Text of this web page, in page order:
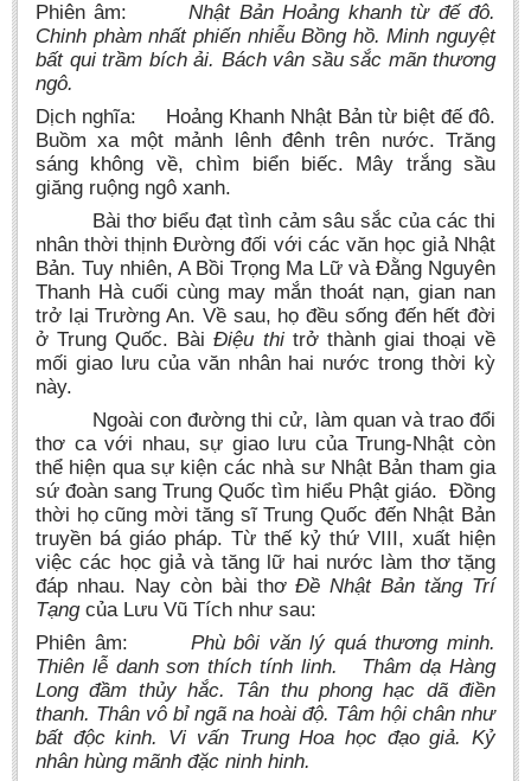
Phiên âm:Nhật Bản Hoảng khanh từ đế đô.
Chinh phàm nhất phiến nhiễu Bồng hồ. Minh nguyệt
bất qui trầm bích ải. Bách vân sầu sắc mãn thương
ngô.
Dịch nghĩa: Hoảng Khanh Nhật Bản từ biệt đế đô.
Buồm xa một mảnh lênh đênh trên nước. Trăng
sáng không về, chìm biển biếc. Mây trắng sầu
giăng ruộng ngô xanh.
Bài thơ biểu đạt tình cảm sâu sắc của các thi
nhân thời thịnh Đường đối với các văn học giả Nhật
Bản. Tuy nhiên, A Bồi Trọng Ma Lữ và Đằng Nguyên
Thanh Hà cuối cùng may mắn thoát nạn, gian nan
trở lại Trường An. Về sau, họ đều sống đến hết đời
ở Trung Quốc. BàiĐiệu thitrở thành giai thoại về
mối giao lưu của văn nhân hai nước trong thời kỳ
này.
Ngoài con đường thi cử, làm quan và trao đổi
thơ ca với nhau, sự giao lưu của Trung-Nhật còn
thể hiện qua sự kiện các nhà sư Nhật Bản tham gia
sứ đoàn sang Trung Quốc tìm hiểu Phật giáo. Đồng
thời họ cũng mời tăng sĩ Trung Quốc đến Nhật Bản
truyền bá giáo pháp. Từ thế kỷ thứ VIII, xuất hiện
việc các học giả và tăng lữ hai nước làm thơ tặng
đáp nhau. Nay còn bài thơĐề Nhật Bản tăng Trí
Tạngcủa Lưu Vũ Tích như sau:
Phiên âm: Phù bôi văn lý quá thương minh.
Thiên lễ danh sơn thích tính linh. Thâm dạ Hàng
Long đầm thủy hắc. Tân thu phong hạc dã điền
thanh. Thân vô bỉ ngã na hoài độ. Tâm hội chân như
bất độc kinh. Vi vấn Trung Hoa học đạo giả. Kỷ
nhân hùng mãnh đặc ninh hinh.